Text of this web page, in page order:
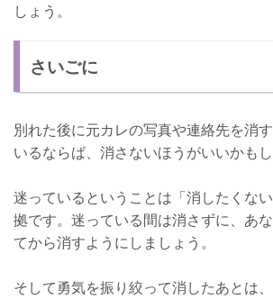
しょう。
さいごに
別れた後に元カレの写真や連絡先を消
いるならば、消さないほうがいいかもし
迷っているということは「消したくな
拠です。迷っている間は消さずに、あ
てから消すようにしましょう。
そして勇気を振り絞って消したあとは